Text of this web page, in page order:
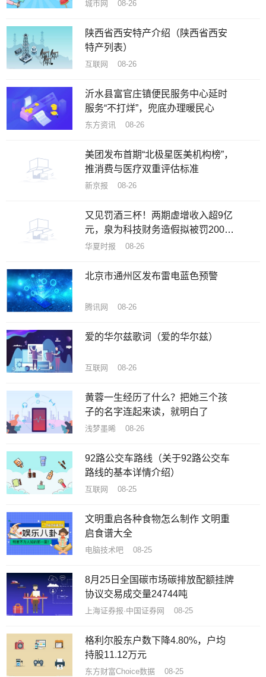
城市网 08-26
陕西省西安特产介绍（陕西省西安
特产列表）
互联网 08-26
沂水县富官庄镇便民服务中心延时
服务“不打烊”，兜底办理暖民心
东方资讯 08-26
美团发布首期“北极星医美机构榜”，
推消费与医疗双重评估标准
新京报 08-26
又见罚酒三杯！两期虚增收入超9亿
元，泉为科技财务造假拟被罚200万
元
华夏时报 08-26
北京市通州区发布雷电蓝色预警
腾讯网 08-26
爱的华尔兹歌词（爱的华尔兹）
互联网 08-26
黄蓉一生经历了什么？把她三个孩
子的名字连起来读，就明白了
浅梦墨晞 08-26
92路公交车路线（关于92路公交车
路线的基本详情介绍）
互联网 08-25
文明重启各种食物怎么制作 文明重
启食谱大全
电脑技术吧 08-25
8月25日全国碳市场碳排放配额挂牌
协议交易成交量24744吨
上海证券报·中国证券网 08-25
格利尔股东户数下降4.80%，户均
持股11.12万元
东方财富Choice数据 08-25